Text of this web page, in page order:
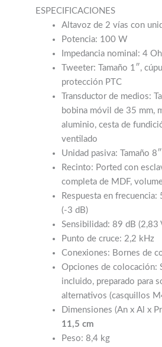
ESPECIFICACIONES
Altavoz de 2 vías con
Potencia: 100 W
Impedancia nominal: 4
Tweeter: Tamaño 1″,
protección PTC
Transductor de medios:
bobina móvil de 35 mm,
aluminio, cesta de
ventilado
Unidad pasiva: Tamaño 8″
Recinto: Ported con
completa de MDF,
Respuesta en
(-3 dB)
Sensibilidad: 89 dB (2,83
Punto de cruce: 2,2 kHz
Conexiones: Bornes de
Opciones de colocación:
incluido, preparado para
alternativos (casquillos
Dimensiones (An x Al x
11,5 cm
Peso: 8,4 kg